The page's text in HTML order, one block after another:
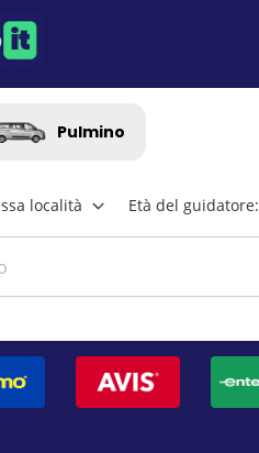
Pulmino
località Età del guidatore: